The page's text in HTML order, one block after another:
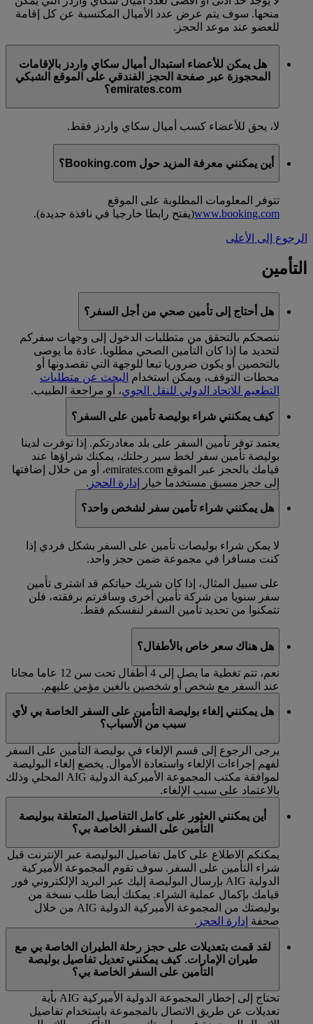
منحها. سوف يتم عرض عدد الأميال المكتسبة عن كل إقامة
للعضو عند موعد الحجز.
هل يمكن للأعضاء استبدال أميال سكاي واردز بالإقامات
المحجوزة عبر صفحة الحجز الفندقي على الموقع الشبكي
emirates.com؟
لا، يحق للأعضاء كسب أميال سكاي واردز فقط.
أين يمكنني معرفة المزيد حول Booking.com؟
تتوفر المعلومات المطلوبة على الموقع
www.booking.com(يفتح رابطا خارجيا في نافذة جديدة).
الرجوع إلى الأعلى
التأمين
هل أحتاج إلى تأمين صحي من أجل السفر؟
ننصحكم بالتحقق من متطلبات الدخول إلى وجهات سفركم
لتحديد ما إذا كان التأمين الصحي مطلوبا. عادة ما يوصى
بالتحصين أو يكون ضروريا تبعا للوجهة التي تقصدونها أو
محطات التوقف، ويمكن استخدام البحث عن متطلبات
التطعيم للاتحاد الدولي للنقل الجوي، أو مراجعة الطبيب.
كيف يمكنني شراء بوليصة تأمين على السفر؟
يعتمد توفر تأمين السفر على بلد مغادرتكم. إذا توفرت لدينا
بوليصة تأمين سفر لخط سير رحلتك، يمكنك شراؤها عند
قيامك بالحجز عبر الموقع emirates.com، أو من خلال إضافتها
إلى حجز مسبق مستخدما خيار
إدارة الحجز .
هل يمكنني شراء تأمين سفر لشخص واحد؟
لا يمكن شراء بوليصات تأمين على السفر بشكل فردي إذا
كنت مسافرا في مجموعة ضمن حجز واحد.
على سبيل المثال، إذا كان شريك حياتكم قد اشترى تأمين
سفر سنويا من شركة تأمين أخرى وسافرتم برفقته، فلن
تتمكنوا من تحديد تأمين السفر لنفسكم فقط.
هل هناك سعر خاص بالأطفال؟
نعم، تتم تغطية ما يصل إلى 4 أطفال تحت سن 12 عاما مجانا
عند السفر مع شخص أو شخصين بالغين مؤمن عليهم.
هل يمكنني إلغاء بوليصة التأمين على السفر الخاصة بي لأي
سبب من الأسباب؟
يرجى الرجوع إلى قسم الإلغاء في بوليصة التأمين على السفر
لفهم إجراءات الإلغاء واستعادة الأموال. يخضع إلغاء البوليصة
لموافقة مكتب المجموعة الأميركية الدولية AIG المحلي وذلك
بالاعتماد على سبب الإلغاء.
أين يمكنني العثور على كامل التفاصيل المتعلقة ببوليصة
التأمين على السفر الخاصة بي؟
يمكنكم الاطلاع على كامل تفاصيل البوليصة عبر الإنترنت قبل
شراء التأمين على السفر. سوف تقوم المجموعة الأميركية
الدولية AIG بإرسال البوليصة إليك عبر البريد الإلكتروني فور
قيامك بإكمال عملية الشراء. يمكنك أيضا طلب نسخة من
بوليصتك من المجموعة الأميركية الدولية AIG من خلال
صحفة إدارة الحجز .
لقد قمت بتعديلات على حجز رحلة الطيران الخاصة بي مع
طيران الإمارات. كيف يمكنني تعديل تفاصيل بوليصة
التأمين على السفر الخاصة بي؟
تحتاج إلى إخطار المجموعة الدولية الأميركية AIG بأية
تعديلات عن طريق الاتصال بالمجموعة باستخدام تفاصيل